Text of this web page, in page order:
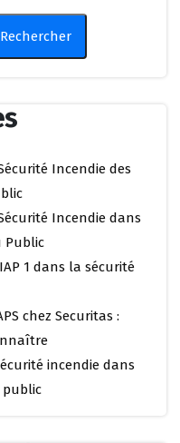
Rechercher
Incendie des
Incendie dans
Public
1 dans la sécurité
chez Securitas :
incendie dans
public